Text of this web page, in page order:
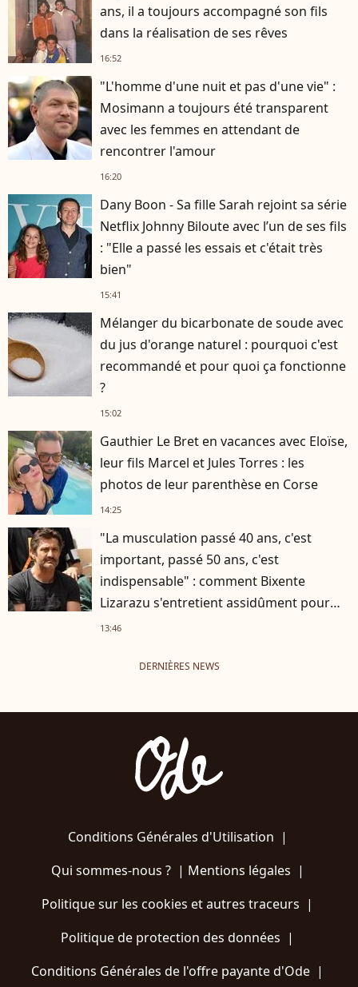
ans, il a toujours accompagné son fils
dans la réalisation de ses rêves
16:52
"L'homme d'une nuit et pas d'une vie" :
Mosimann a toujours été transparent
avec les femmes en attendant de
rencontrer l'amour
16:20
Dany Boon - Sa fille Sarah rejoint sa série
Netflix Johnny Biloute avec l’un de ses fils
: "Elle a passé les essais et c'était très
bien"
15:41
Mélanger du bicarbonate de soude avec
du jus d'orange naturel : pourquoi c'est
recommandé et pour quoi ça fonctionne
?
15:02
Gauthier Le Bret en vacances avec Eloïse,
leur fils Marcel et Jules Torres : les
photos de leur parenthèse en Corse
14:25
"La musculation passé 40 ans, c'est
important, passé 50 ans, c'est
indispensable" : comment Bixente
Lizarazu s'entretient assidûment pour
rester musclé à 56 ans ?
13:46
DERNIÈRES NEWS
Conditions Générales d'Utilisation |
Qui sommes-nous ?| Mentions légales |
Politique sur les cookies et autres traceurs |
Politique de protection des données |
Conditions Générales de l'offre payante d'Ode |